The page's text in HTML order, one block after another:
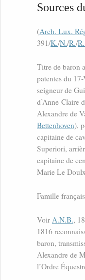
Sources
(Arch. Lux.
391/K./N./R./
Titre de baron
patentes du
seigneur de
d’Anne-Claire
Alexandre de
Bettenhoven),
capitaine de
Superiori,
capitaine de
Marie Le
Famille
Voir A.N.B.,
1816
baron,
Alexandre de
l’Ordre